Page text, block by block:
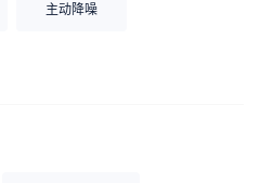
主动降噪